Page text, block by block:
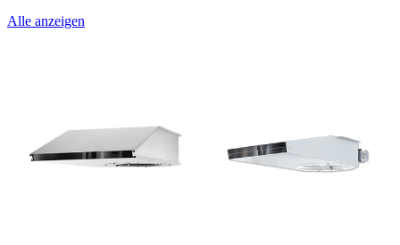
Alle anzeigen